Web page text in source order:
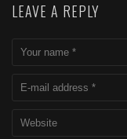
LEAVE A REPLY